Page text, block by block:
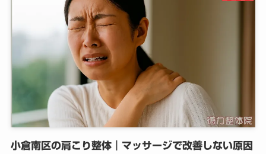
小倉南区の肩こり整体｜マッサージで改善しない原因